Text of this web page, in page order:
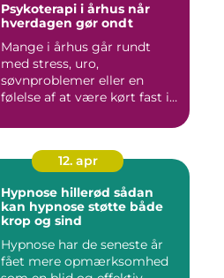
Psykoterapi i århus når
hverdagen gør ondt
Mange i århus går rundt
med stress, uro,
søvnproblemer eller en
følelse af at være kørt fast i
12. apr
Hypnose hillerød sådan
kan hypnose støtte både
krop og sind
Hypnose har de seneste år
fået mere opmærksomhed